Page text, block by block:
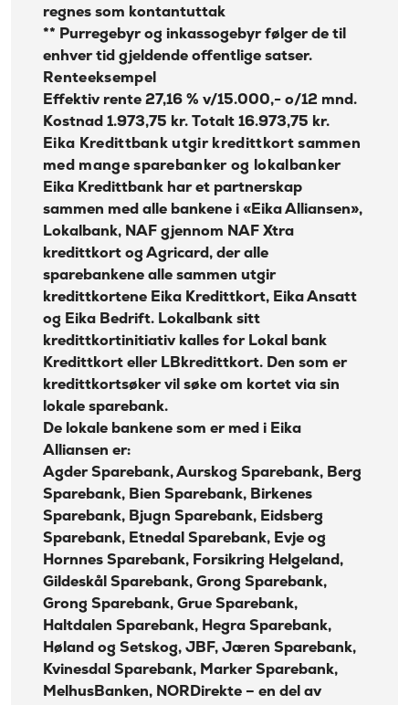
regnes som kontantuttak
** Purregebyr og inkassogebyr følger de til
enhver tid gjeldende offentlige satser.
Renteeksempel
Effektiv rente 27,16 % v/15.000,- o/12 mnd.
Kostnad 1.973,75 kr. Totalt 16.973,75 kr.
Eika Kredittbank utgir kredittkort sammen
med mange sparebanker og lokalbanker
Eika Kredittbank har et partnerskap
sammen med alle bankene i «Eika Alliansen»,
Lokalbank, NAF gjennom NAF Xtra
kredittkort ogAgricard, der alle
sparebankene alle sammen utgir
kredittkortene Eika Kredittkort, Eika Ansatt
og Eika Bedrift. Lokalbank sitt
kredittkortinitiativ kalles for Lokal bank
Kredittkort eller LBkredittkort. Den som er
kredittkortsøker vil søke om kortet via sin
lokale sparebank.
De lokale bankene som er med i Eika
Alliansen er:
Agder Sparebank, Aurskog Sparebank, Berg
Sparebank, Bien Sparebank, Birkenes
Sparebank, Bjugn Sparebank, Eidsberg
Sparebank, Etnedal Sparebank, Evje og
Hornnes Sparebank, Forsikring Helgeland,
Gildeskål Sparebank, Grong Sparebank,
Grong Sparebank, Grue Sparebank,
Haltdalen Sparebank, Hegra Sparebank,
Høland og Setskog, JBF, Jæren Sparebank,
Kvinesdal Sparebank, Marker Sparebank,
MelhusBanken, NORDirekte – en del av